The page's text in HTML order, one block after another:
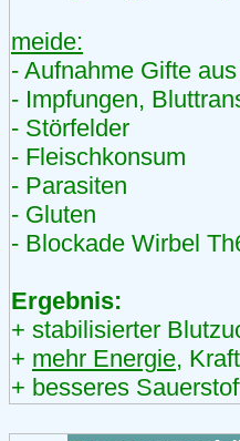
meide:
- Aufnahme Gifte
- Impfungen,
- Störfelder
- Fleischkonsum
- Parasiten
- Gluten
- Blockade Wirbel
Ergebnis:
+ stabilisierter
+ mehr Energie,
+ besseres